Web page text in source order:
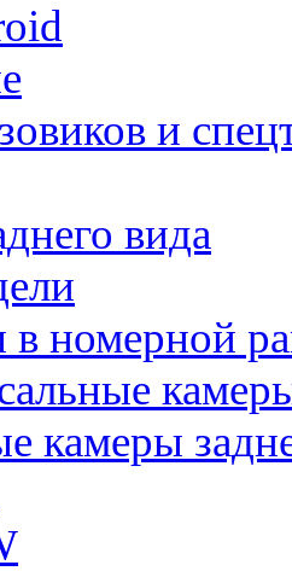
и
вида
номерной
камеры